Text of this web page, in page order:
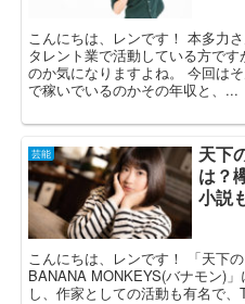
こんにちは、レンです！ 本多力
タレント業で活動している方で
のか気になりますよね。 今回は
で稼いでいるのかその年収と、...
芸能
天下
は？
小説
こんにちは、レンです！ 「天下
BANANA MONKEYS(バナモン)
し、作家としての活動も有名で